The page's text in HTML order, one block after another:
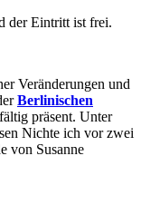
der Eintritt ist frei.
Veränderungen und
Berlinischen
präsent. Unter
Nichte ich vor zwei
von Susanne